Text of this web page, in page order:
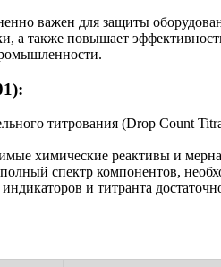
важен для защиты
а также повышает
титрования (Drop Count
химические реактивы и
спектр компонентов,
и титранта